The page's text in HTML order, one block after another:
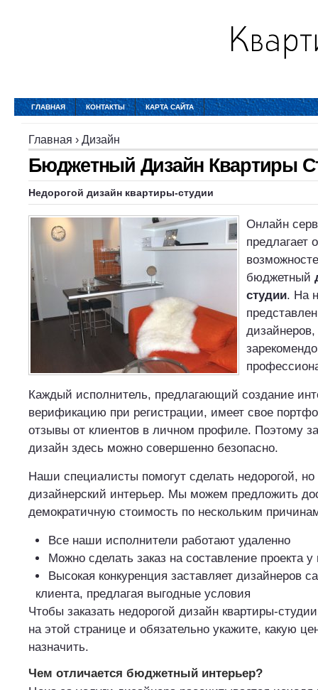
ГЛАВНАЯ КОНТАКТЫ КАРТА САЙТА
Главная › Дизайн
Бюджетный Дизайн Квартиры
Недорогой дизайн квартиры-студии
Онлайн
предлагает
бюджетный
студии. На
Каждый исполнитель, предлагающий создание
верификацию при регистрации, имеет свое
отзывы от клиентов в личном профиле. Поэтому
дизайн здесь можно совершенно безопасно.
Наши специалисты помогут сделать недорогой, но
дизайнерский интерьер. Мы можем предложить
демократичную стоимость по нескольким
Все наши исполнители работают удаленно
Можно сделать заказ на составление проекта у
Высокая конкуренция заставляет дизайнеров
клиента, предлагая выгодные условия
Чтобы заказать недорогой дизайн квартиры-
на этой странице и обязательно укажите, какую
назначить.
Чем отличается бюджетный интерьер?